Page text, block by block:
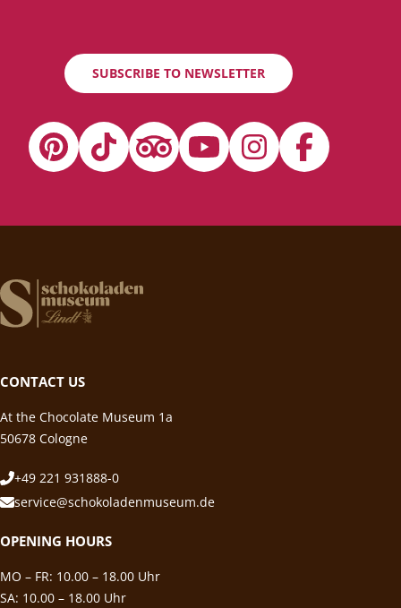
SUBSCRIBE TO NEWSLETTER
CONTACT US
At the Chocolate Museum 1a
50678 Cologne
+49 221 931888-0
service@schokoladenmuseum.de
OPENING HOURS
MO – FR: 10.00 – 18.00 Uhr
SA: 10.00 – 18.00 Uhr